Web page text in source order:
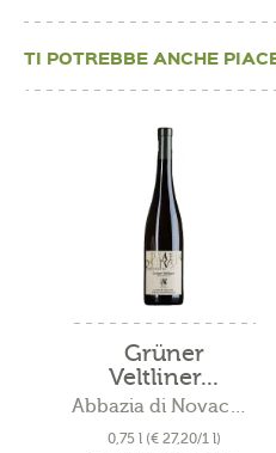
TI POTREBBE ANCHE
Grüner
Veltliner...
Abbazia di Novacella
0,75 l (€ 27,20/1 l)